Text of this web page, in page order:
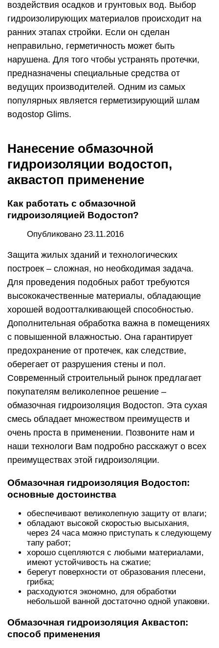
воздействия осадков и грунтовых вод. Выбор
гидроизолирующих материалов происходит на
ранних этапах стройки. Если он сделан
неправильно, герметичность может быть
нарушена. Для того чтобы устранять протечки,
предназначены специальные средства от
ведущих производителей. Одним из самых
популярных является герметизирующий шлам
водоstop Glims.
Нанесение обмазочной
гидроизоляции водостоп,
аквастоп применение
Как работать с обмазочной
гидроизоляцией Водостоп?
Опубликовано 23.11.2016
Защита жилых зданий и технологических
построек – сложная, но необходимая задача.
Для проведения подобных работ требуются
высококачественные материалы, обладающие
хорошей водоотталкивающей способностью.
Дополнительная обработка важна в помещениях
с повышенной влажностью. Она гарантирует
предохранение от протечек, как следствие,
оберегает от разрушения стены и пол.
Современный строительный рынок предлагает
покупателям великолепное решение –
обмазочная гидроизоляция Водостоп. Эта сухая
смесь обладает множеством преимуществ и
очень проста в применении. Позвоните нам и
наши технологи Вам подробно расскажут о всех
преимуществах этой гидроизоляции.
Обмазочная гидроизоляция Водостоп:
основные достоинства
обеспечивают великолепную защиту от влаги;
обладают высокой скоростью высыхания,
через 24 часа можно приступать к следующему
тапу работ;
хорошо сцепляются с любыми материалами,
имеют устойчивость на сжатие;
берегут поверхности от образования плесени,
грибка;
расходуются экономно, для обработки
небольшой ванной достаточно одной упаковки.
Обмазочная гидроизоляция Аквастоп:
способ применения